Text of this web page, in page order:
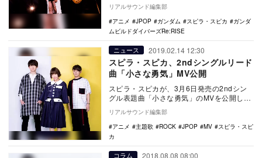
リアルサウンド編集部
アニメ
JPOP ガンダム スピラ・スピカ
ガンダ
ムビルドダイバーズRe:RISE
ニュース 2019.02.14 12:30
スピラ・スピカ、2ndシングルリード
曲「小さな勇気」MV公開
スピラ・スピカが、3月6日発売の2ndシン
グル表題曲「小さな勇気」のMVを公開し
た。 スピラ・スピカ MV 『小さな勇気』 …
リアルサウンド編集部
アニメ
主題歌 ROCK JPOP MV
スピラ・スピ
カ
コラム 2018.08.08 08:00